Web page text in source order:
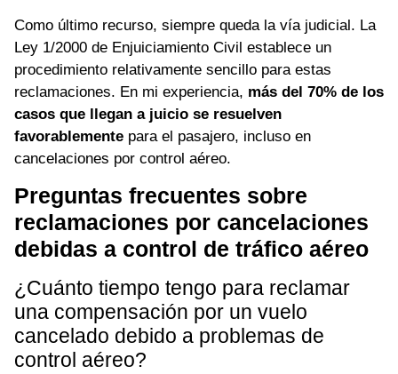
Como último recurso, siempre queda la vía judicial. La
Ley 1/2000 de Enjuiciamiento Civil establece un
procedimiento relativamente sencillo para estas
reclamaciones. En mi experiencia, más del 70% de los
casos que llegan a juicio se resuelven
favorablemente para el pasajero, incluso en
cancelaciones por control aéreo.
Preguntas frecuentes sobre
reclamaciones por cancelaciones
debidas a control de tráfico aéreo
¿Cuánto tiempo tengo para reclamar
una compensación por un vuelo
cancelado debido a problemas de
control aéreo?